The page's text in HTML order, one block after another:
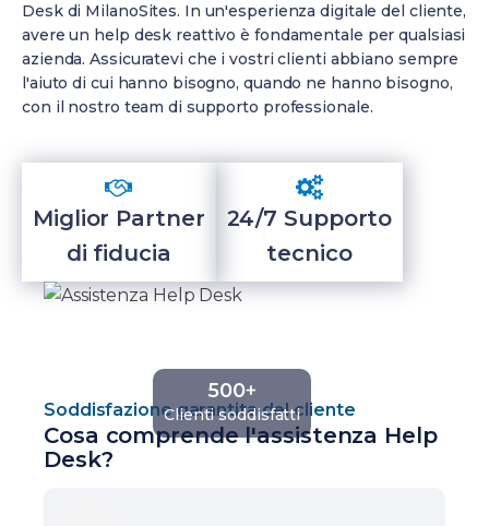
Desk di MilanoSites. In un'esperienza digitale del cliente,
avere un help desk reattivo è fondamentale per qualsiasi
azienda. Assicuratevi che i vostri clienti abbiano sempre
l'aiuto di cui hanno bisogno, quando ne hanno bisogno,
con il nostro team di supporto professionale.
Miglior Partner
di fiducia
24/7 Supporto
tecnico
500+
Clienti soddisfatti
Soddisfazione garantita del cliente
Cosa comprende l'assistenza Help
Desk?